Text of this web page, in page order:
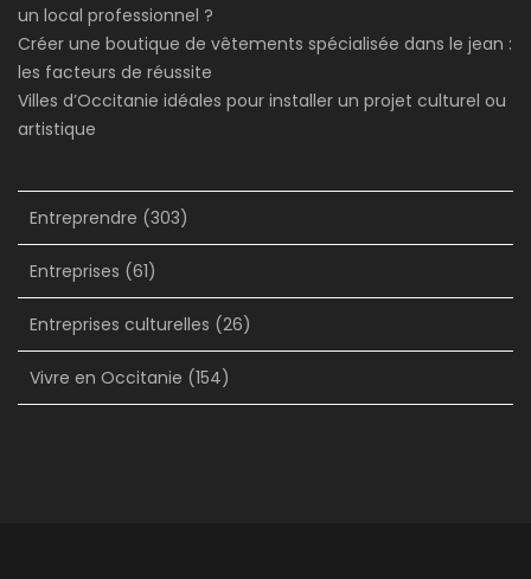
un local professionnel ?
Créer une boutique de vêtements spécialisée dans le jean :
les facteurs de réussite
Villes d’Occitanie idéales pour installer un projet culturel ou
artistique
Entreprendre (303)
Entreprises (61)
Entreprises culturelles (26)
Vivre en Occitanie (154)